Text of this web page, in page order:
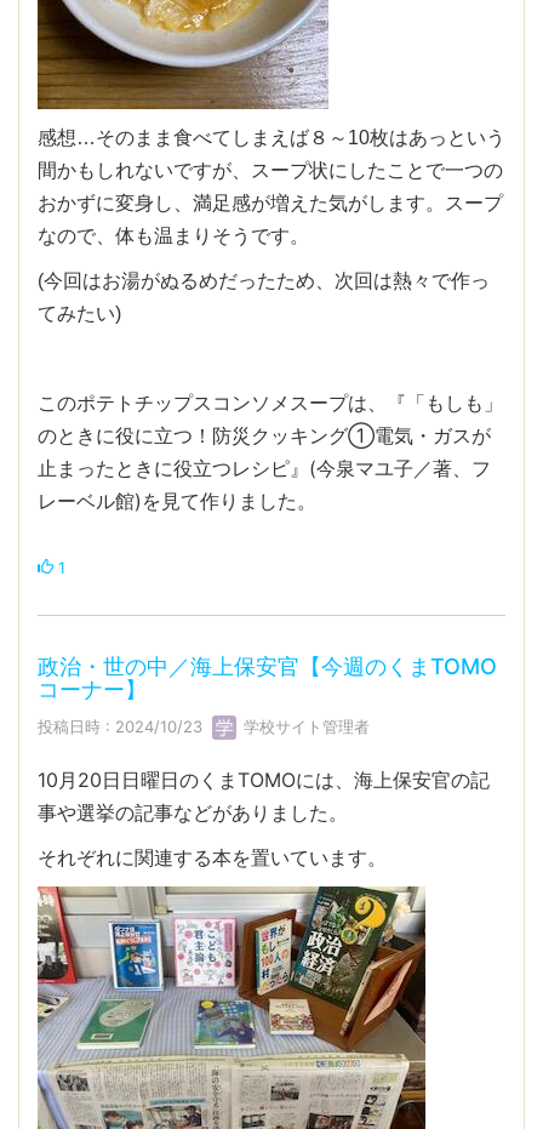
感想…そのまま食べてしまえば８～10枚はあっという
間かもしれないですが、スープ状にしたことで一つの
おかずに変身し、満足感が増えた気がします。スープ
なので、体も温まりそうです。
(今回はお湯がぬるめだったため、次回は熱々で作っ
てみたい)
このポテトチップスコンソメスープは、『「もしも」
のときに役に立つ！防災クッキング①電気・ガスが
止まったときに役立つレシピ』(今泉マユ子／著、フ
レーベル館)を見て作りました。
1
政治・世の中／海上保安官【今週のくまTOMO
コーナー】
投稿日時 : 2024/10/23 学校サイト管理者
10月20日日曜日のくまTOMOには、海上保安官の記
事や選挙の記事などがありました。
それぞれに関連する本を置いています。